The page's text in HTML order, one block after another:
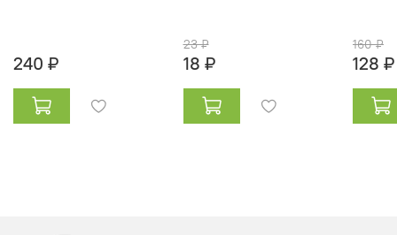
240 ₽
23 ₽
18 ₽
160 ₽
128 ₽